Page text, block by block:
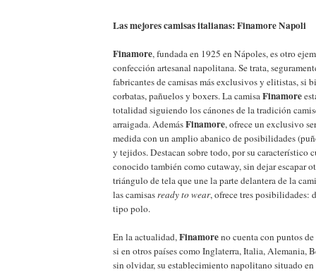
Las mejores camisas italianas: Finamore Napoli
Finamore, fundada en 1925 en Nápoles, es otro
confección artesanal napolitana. Se trata,
fabricantes de camisas más exclusivos y elitistas, si
corbatas, pañuelos y boxers. La camisaFinamore
totalidad siguiendo los cánones de la tradición
arraigada. AdemásFinamore, ofrece un exclusivo
medida con un amplio abanico de posibilidades
y tejidos. Destacan sobre todo, por su característico
conocido también como cutaway, sin dejar escapar
triángulo de tela que une la parte delantera de la
las camisasready to wear, ofrece tres posibilidades:
tipo polo.
En la actualidad,Finamoreno cuenta con puntos
si en otros países como Inglaterra, Italia, Alemania,
sin olvidar, su establecimiento napolitano situado